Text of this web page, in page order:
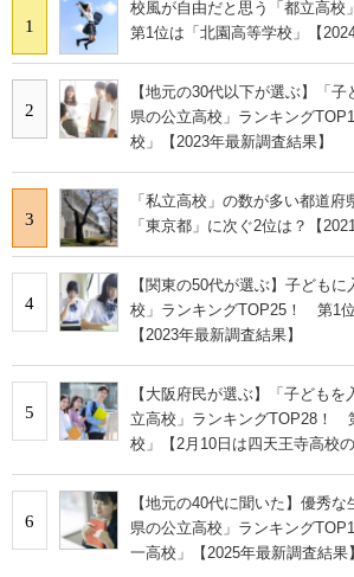
1
校風が自由だと思う「都立高
第1位は「北園高等学校」【
2
【地元の30代以下が選ぶ】「
県の公立高校」ランキング
校」【2023年最新調査結果】
3
「私立高校」の数が多い都道
「東京都」に次ぐ2位は？【
4
【関東の50代が選ぶ】子ども
校」ランキングTOP25！ 第1位
【2023年最新調査結果】
5
【大阪府民が選ぶ】「子ども
立高校」ランキングTOP28！
校」【2月10日は四天王寺高校の
6
【地元の40代に聞いた】優秀
県の公立高校」ランキング
一高校」【2025年最新調査結果】